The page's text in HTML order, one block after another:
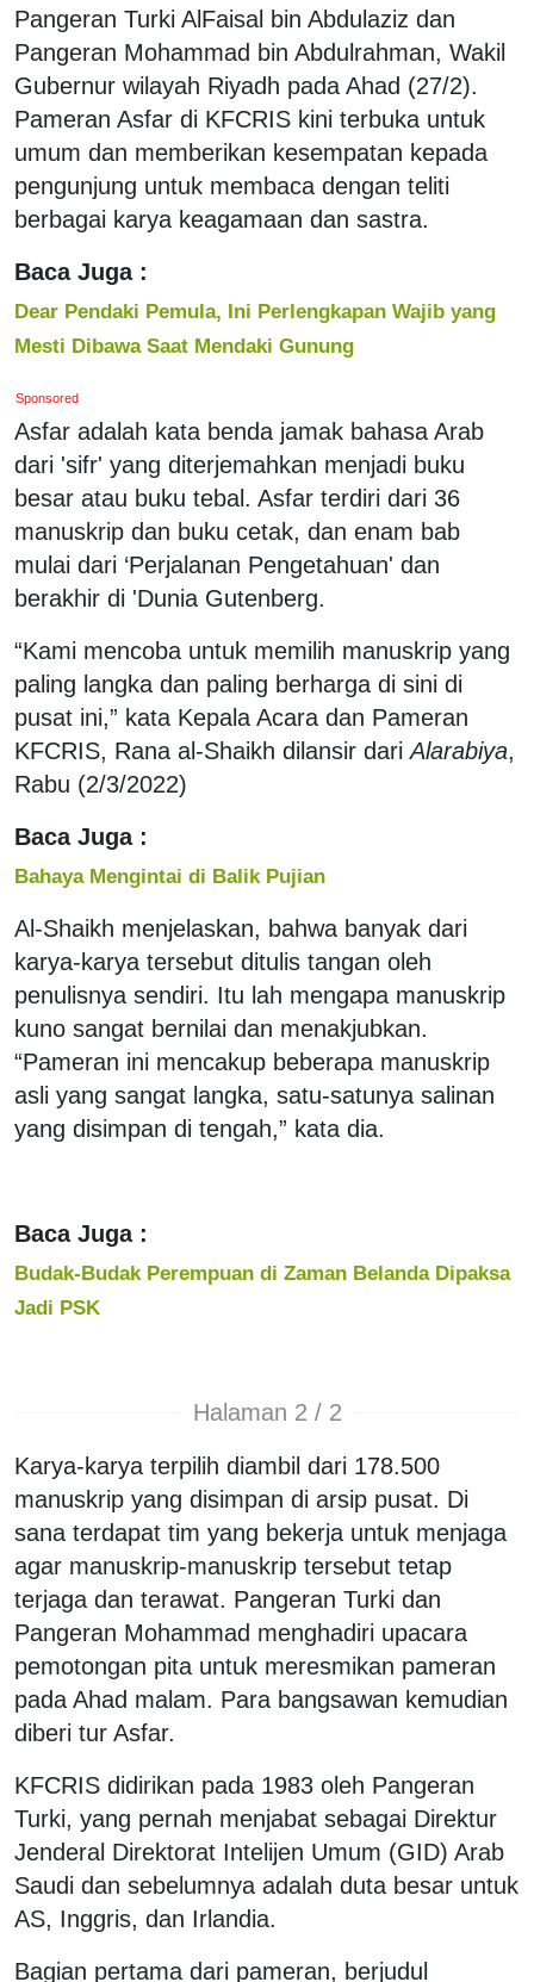
Pangeran Turki AlFaisal bin Abdulaziz dan
Pangeran Mohammad bin Abdulrahman, Wakil
Gubernur wilayah Riyadh pada Ahad (27/2).
Pameran Asfar di KFCRIS kini terbuka untuk
umum dan memberikan kesempatan kepada
pengunjung untuk membaca dengan teliti
berbagai karya keagamaan dan sastra.
Baca Juga :
Dear Pendaki Pemula, Ini Perlengkapan Wajib yang
Mesti Dibawa Saat Mendaki Gunung
Sponsored
Asfar adalah kata benda jamak bahasa Arab
dari 'sifr' yang diterjemahkan menjadi buku
besar atau buku tebal. Asfar terdiri dari 36
manuskrip dan buku cetak, dan enam bab
mulai dari ‘Perjalanan Pengetahuan' dan
berakhir di 'Dunia Gutenberg.
“Kami mencoba untuk memilih manuskrip yang
paling langka dan paling berharga di sini di
pusat ini,” kata Kepala Acara dan Pameran
KFCRIS, Rana al-Shaikh dilansir dariAlarabiya,
Rabu (2/3/2022)
Baca Juga :
Bahaya Mengintai di Balik Pujian
Al-Shaikh menjelaskan, bahwa banyak dari
karya-karya tersebut ditulis tangan oleh
penulisnya sendiri. Itu lah mengapa manuskrip
kuno sangat bernilai dan menakjubkan.
“Pameran ini mencakup beberapa manuskrip
asli yang sangat langka, satu-satunya salinan
yang disimpan di tengah,” kata dia.
Baca Juga :
Budak-Budak Perempuan di Zaman Belanda Dipaksa
Jadi PSK
Halaman 2 / 2
Karya-karya terpilih diambil dari 178.500
manuskrip yang disimpan di arsip pusat. Di
sana terdapat tim yang bekerja untuk menjaga
agar manuskrip-manuskrip tersebut tetap
terjaga dan terawat. Pangeran Turki dan
Pangeran Mohammad menghadiri upacara
pemotongan pita untuk meresmikan pameran
pada Ahad malam. Para bangsawan kemudian
diberi tur Asfar.
KFCRIS didirikan pada 1983 oleh Pangeran
Turki, yang pernah menjabat sebagai Direktur
Jenderal Direktorat Intelijen Umum (GID) Arab
Saudi dan sebelumnya adalah duta besar untuk
AS, Inggris, dan Irlandia.
Bagian pertama dari pameran, berjudul